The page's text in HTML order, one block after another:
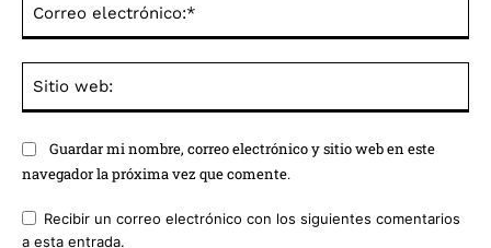
Guardar mi nombre, correo electrónico y sitio web en este
navegador la próxima vez que comente.
Recibir un correo electrónico con los siguientes comentarios
a esta entrada.